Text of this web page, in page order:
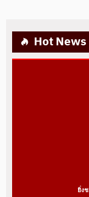
Hot News
ยิ่ง